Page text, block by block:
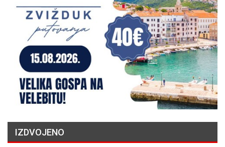
IZDVOJENO